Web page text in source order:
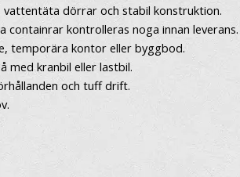
dörrar och stabil konstruktion.
containrar kontrolleras noga innan leverans.
temporära kontor eller byggbod.
med kranbil eller lastbil.
och tuff drift.